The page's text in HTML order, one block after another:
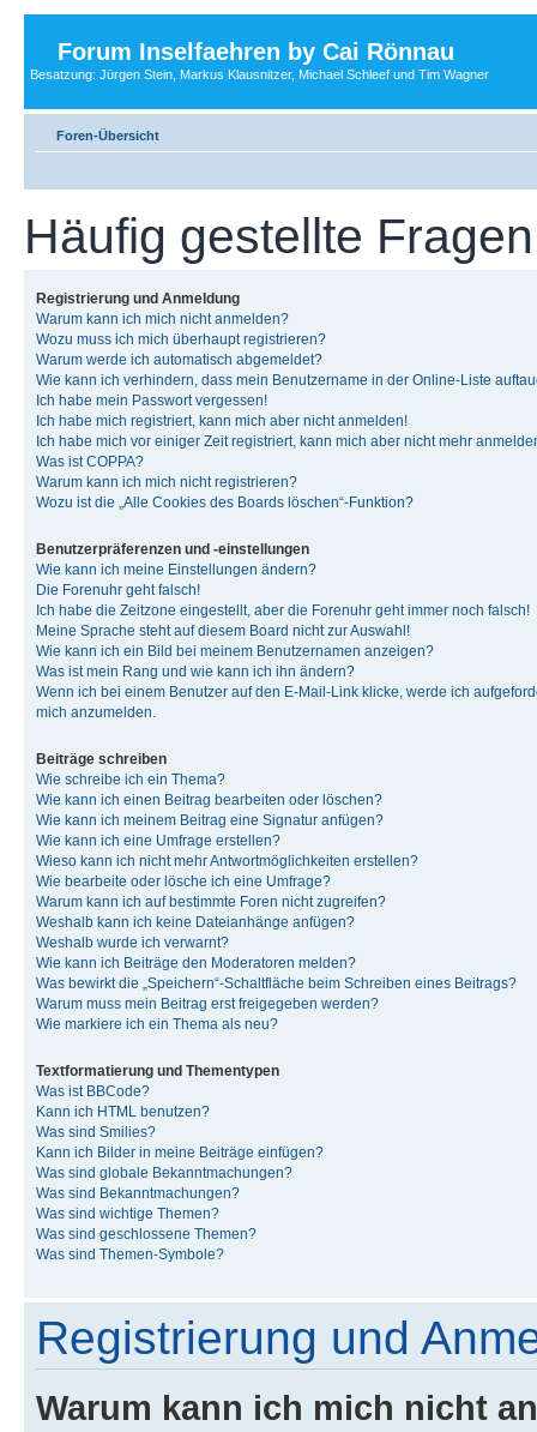
Forum Inselfaehren by Cai Rönnau
Besatzung: Jürgen Stein, Markus Klausnitzer, Michael Schleef und Tim Wagner
Foren-Übersicht
Häufig gestellte Fragen
Registrierung und Anmeldung
Warum kann ich mich nicht anmelden?
Wozu muss ich mich überhaupt registrieren?
Warum werde ich automatisch abgemeldet?
Wie kann ich verhindern, dass mein Benutzername in der Online-Liste
Ich habe mein Passwort vergessen!
Ich habe mich registriert, kann mich aber nicht anmelden!
Ich habe mich vor einiger Zeit registriert, kann mich aber nicht mehr
Was ist COPPA?
Warum kann ich mich nicht registrieren?
Wozu ist die „Alle Cookies des Boards löschen“-Funktion?
Benutzerpräferenzen und -einstellungen
Wie kann ich meine Einstellungen ändern?
Die Forenuhr geht falsch!
Ich habe die Zeitzone eingestellt, aber die Forenuhr geht immer noch falsch!
Meine Sprache steht auf diesem Board nicht zur Auswahl!
Wie kann ich ein Bild bei meinem Benutzernamen anzeigen?
Was ist mein Rang und wie kann ich ihn ändern?
Wenn ich bei einem Benutzer auf den E-Mail-Link klicke, werde ich
mich anzumelden.
Beiträge schreiben
Wie schreibe ich ein Thema?
Wie kann ich einen Beitrag bearbeiten oder löschen?
Wie kann ich meinem Beitrag eine Signatur anfügen?
Wie kann ich eine Umfrage erstellen?
Wieso kann ich nicht mehr Antwortmöglichkeiten erstellen?
Wie bearbeite oder lösche ich eine Umfrage?
Warum kann ich auf bestimmte Foren nicht zugreifen?
Weshalb kann ich keine Dateianhänge anfügen?
Weshalb wurde ich verwarnt?
Wie kann ich Beiträge den Moderatoren melden?
Was bewirkt die „Speichern“-Schaltfläche beim Schreiben eines Beitrags?
Warum muss mein Beitrag erst freigegeben werden?
Wie markiere ich ein Thema als neu?
Textformatierung und Thementypen
Was ist BBCode?
Kann ich HTML benutzen?
Was sind Smilies?
Kann ich Bilder in meine Beiträge einfügen?
Was sind globale Bekanntmachungen?
Was sind Bekanntmachungen?
Was sind wichtige Themen?
Was sind geschlossene Themen?
Was sind Themen-Symbole?
Registrierung und
Warum kann ich mich nicht